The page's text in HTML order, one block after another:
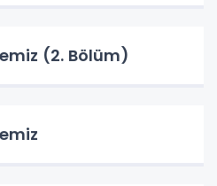
(2. Bölüm)